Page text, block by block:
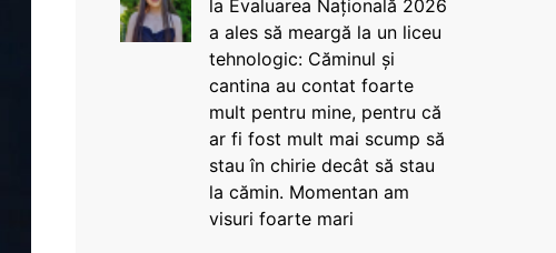
la Evaluarea Națională 2026
a ales să meargă la un liceu
tehnologic: Căminul și
cantina au contat foarte
mult pentru mine, pentru că
ar fi fost mult mai scump să
stau în chirie decât să stau
la cămin. Momentan am
visuri foarte mari